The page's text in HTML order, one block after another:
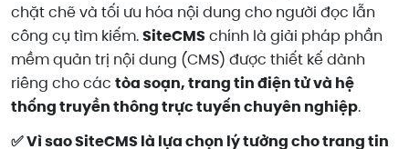
chặt chẽ và tối ưu hóa nội dung cho người đọc lẫn
công cụ tìm kiếm.SiteCMSchính là giải pháp phần
mềm quản trị nội dung (CMS) được thiết kế dành
riêng cho các tòa soạn, trang tin điện tử và hệ
thống truyền thông trực tuyến chuyên nghiệp.
✅ Vì sao SiteCMS là lựa chọn lý tưởng cho trang tin